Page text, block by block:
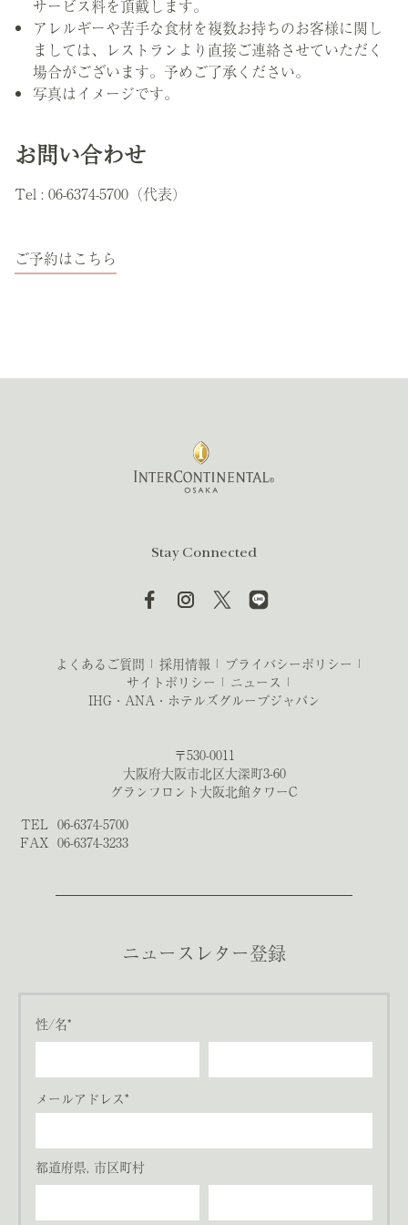
サービス料を頂戴します。
アレルギーや苦手な食材を複数お持ちのお客様に関し
ましては、レストランより直接ご連絡させていただく
場合がございます。予めご了承ください。
写真はイメージです。
お問い合わせ
Tel : 06-6374-5700（代表）
ご予約はこちら
Stay Connected
よくあるご質問 採用情報
プライバシーポリシー
サイトポリシー
ニュース
IHG・ANA・ホテルズグループジャパン
〒530-0011
大阪府大阪市北区大深町3-60
グランフロント大阪北館タワーC
TEL 06-6374-5700
FAX 06-6374-3233
ニュースレター登録
性/名*
メールアドレス*
都道府県, 市区町村